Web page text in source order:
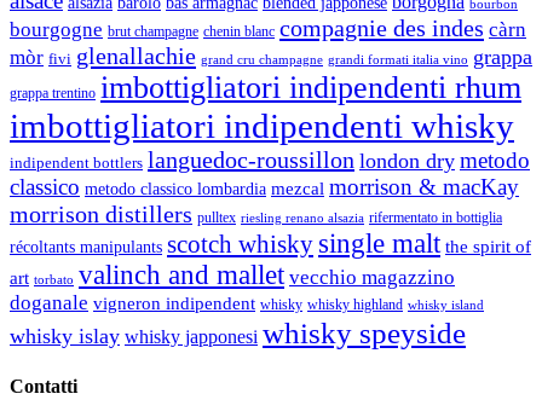
bourbon
bourgogne brut champagne chenin blanc compagnie des indes càrn
mòr fivi glenallachie grand cru champagne grandi formati italia vino grappa
grappa trentino imbottigliatori indipendenti rhum
imbottigliatori indipendenti whisky
indipendent bottlers languedoc-roussillon london dry metodo
classico metodo classico lombardia mezcal morrison & macKay
morrison distillers pulltex riesling renano alsazia rifermentato in bottiglia
récoltants manipulants scotch whisky single malt the spirit of
art torbato valinch and mallet vecchio magazzino
doganale vigneron indipendent whisky whisky highland whisky island
whisky islay whisky japponesi whisky speyside
Contatti